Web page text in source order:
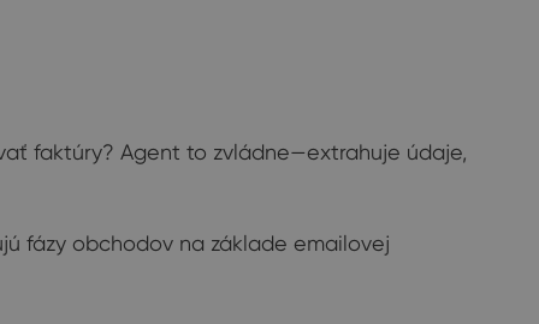
faktúry? Agent to zvládne—extrahuje údaje,
fázy obchodov na základe emailovej